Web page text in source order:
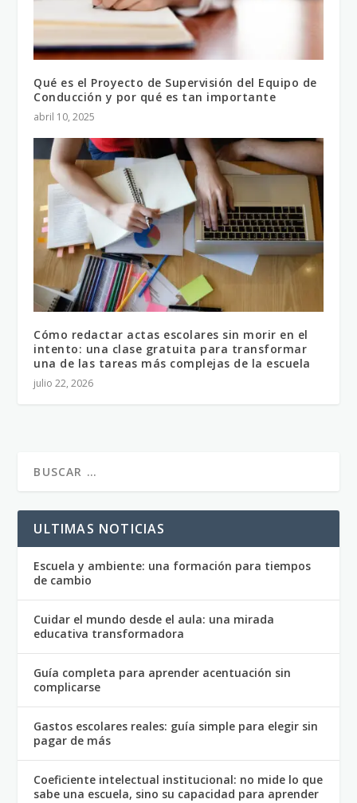
Qué es el Proyecto de Supervisión del Equipo de
Conducción y por qué es tan importante
abril 10, 2025
Cómo redactar actas escolares sin morir en el
intento: una clase gratuita para transformar
una de las tareas más complejas de la escuela
julio 22, 2026
ULTIMAS NOTICIAS
Escuela y ambiente: una formación para tiempos
de cambio
Cuidar el mundo desde el aula: una mirada
educativa transformadora
Guía completa para aprender acentuación sin
complicarse
Gastos escolares reales: guía simple para elegir sin
pagar de más
Coeficiente intelectual institucional: no mide lo que
sabe una escuela, sino su capacidad para aprender